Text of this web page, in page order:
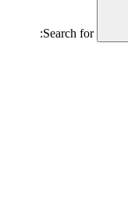
Search for: